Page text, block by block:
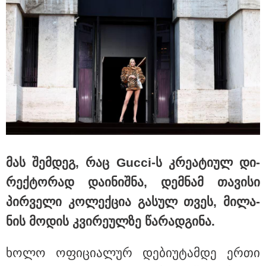
2 არასრულწლოვანი - პოლიცია,
თბილისში კურიერზე ჯგუფურად
ძალადობის საქმეზე
ინფორმაციას ავრცელებს
23:40 / 09-08-2026
მას შემ­დეგ, რაც Gucci-ს კრე­ა­ტი­ულ დი­
რექ­ტო­რად და­ი­ნიშ­ნა, დემ­ნამ თა­ვი­სი
პირ­ვე­ლი კო­ლექ­ცია გა­სულ თვეს, მი­ლა­
ნის მო­დის კვი­რე­ულ­ზე წა­რად­გი­ნა.
ხოლო ოფი­ცი­ა­ლურ დე­ბი­უ­ტამ­დე ერთი